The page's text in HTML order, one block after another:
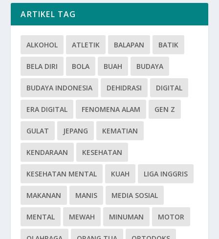
ARTIKEL TAG
ALKOHOL ATLETIK BALAPAN BATIK
BELA DIRI BOLA BUAH BUDAYA
BUDAYA INDONESIA DEHIDRASI DIGITAL
ERA DIGITAL FENOMENA ALAM GEN Z
GULAT JEPANG KEMATIAN
KENDARAAN KESEHATAN
KESEHATAN MENTAL KUAH LIGA INGGRIS
MAKANAN MANIS MEDIA SOSIAL
MENTAL MEWAH MINUMAN MOTOR